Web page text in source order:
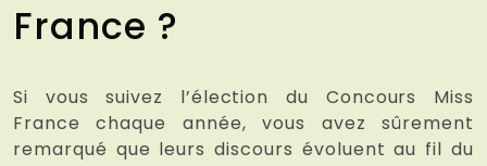
France ?
Si vous suivez l’élection du Concours Miss
France chaque année, vous avez sûrement
remarqué que leurs discours évoluent au fil du